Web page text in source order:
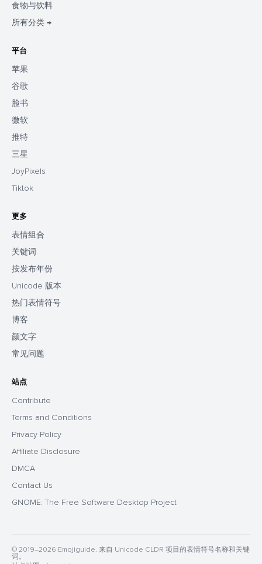
食物与饮料
所有分类 →
平台
苹果
谷歌
脸书
微软
推特
三星
JoyPixels
Tiktok
更多
表情组合
关键词
按发布年份
Unicode 版本
热门表情符号
博客
颜文字
常见问题
站点
Contribute
Terms and Conditions
Privacy Policy
Affiliate Disclosure
DMCA
Contact Us
GNOME: The Free Software Desktop Project
© 2019–2026 Emojiguide. 来自 Unicode CLDR 项目的表情符号名称和关键
词。